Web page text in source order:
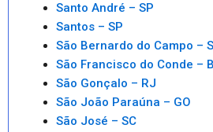
Santo André – SP
Santos – SP
São Bernardo do Campo –
São Francisco do Conde –
São Gonçalo – RJ
São João Paraúna – GO
São José – SC